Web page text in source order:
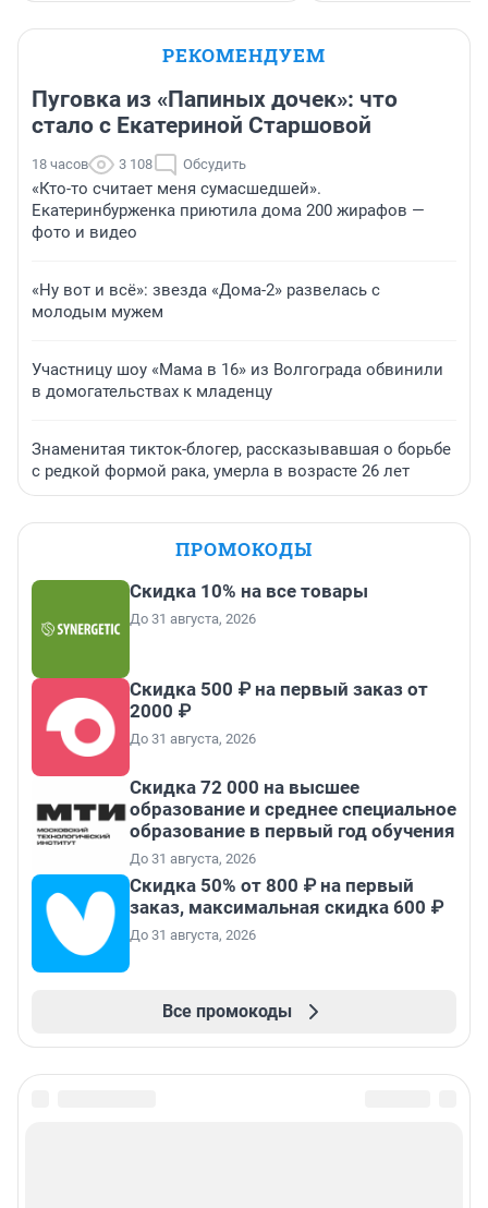
РЕКОМЕНДУЕМ
Пуговка из «Папиных дочек»: что
стало с Екатериной Старшовой
18 часов 3 108 Обсудить
«Кто-то считает меня сумасшедшей».
Екатеринбурженка приютила дома 200 жирафов —
фото и видео
«Ну вот и всё»: звезда «Дома-2» развелась с
молодым мужем
Участницу шоу «Мама в 16» из Волгограда обвинили
в домогательствах к младенцу
Знаменитая тикток-блогер, рассказывавшая о борьбе
с редкой формой рака, умерла в возрасте 26 лет
ПРОМОКОДЫ
Скидка 10% на все товары
До 31 августа, 2026
Скидка 500 ₽ на первый заказ от
2000 ₽
До 31 августа, 2026
Скидка 72 000 на высшее
образование и среднее специальное
образование в первый год обучения
До 31 августа, 2026
Скидка 50% от 800 ₽ на первый
заказ, максимальная скидка 600 ₽
До 31 августа, 2026
Все промокоды